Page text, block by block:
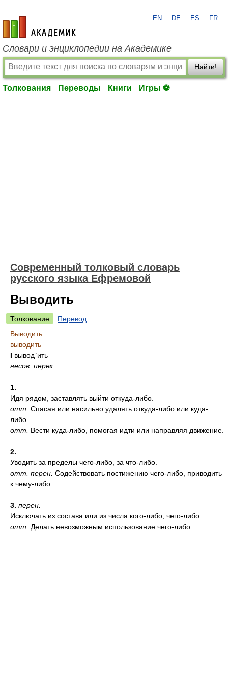
academic.ru
EN DE ES FR
Словари и энциклопедии на Академике
Найти!
Толкования Переводы Книги Игры ⚽
Современный толковый словарь
русского языка Ефремовой
Выводить
Толкование
Перевод
Выводить
выводить
I вывод`ить
несов. перех.
1.
Идя рядом, заставлять выйти откуда-либо.
отт. Спасая или насильно удалять откуда-либо или куда-
либо.
отт.
Вести куда-либо, помогая идти или направляя движение.
2.
Уводить за пределы чего-либо, за что-либо.
отт. перен. Содействовать постижению чего-либо, приводить
к чему-либо.
3. перен.
Исключать из состава или из числа кого-либо, чего-либо.
отт.
Делать невозможным использование чего-либо.